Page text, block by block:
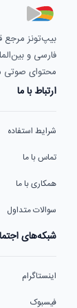
بیپ‌تونز
فارسی و
محتوای صوتی
ارتباط با ما
شرایط استفاده
تماس با ما
همکاری با ما
سوالات متداول
شبکه‌های
اینستاگرام
فیسبوک